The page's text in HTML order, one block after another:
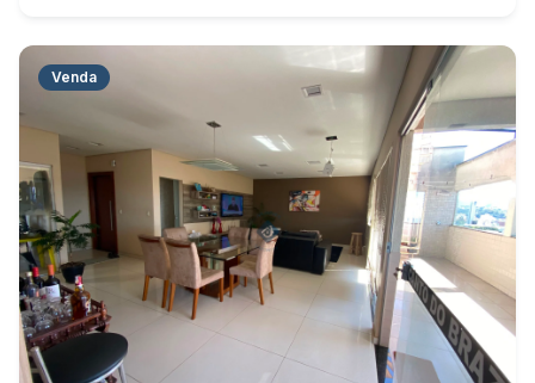
Venda